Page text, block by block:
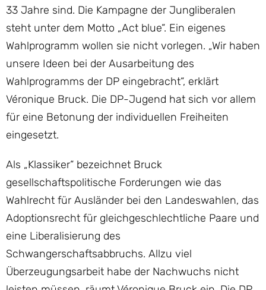
33 Jahre sind. Die Kampagne der Jungliberalen
steht unter dem Motto „Act blue“. Ein eigenes
Wahlprogramm wollen sie nicht vorlegen. „Wir haben
unsere Ideen bei der Ausarbeitung des
Wahlprogramms der DP eingebracht“, erklärt
Véronique Bruck. Die DP-Jugend hat sich vor allem
für eine Betonung der individuellen Freiheiten
eingesetzt.
Als „Klassiker“ bezeichnet Bruck
gesellschaftspolitische Forderungen wie das
Wahlrecht für Ausländer bei den Landeswahlen, das
Adoptionsrecht für gleichgeschlechtliche Paare und
eine Liberalisierung des
Schwangerschaftsabbruchs. Allzu viel
Überzeugungsarbeit habe der Nachwuchs nicht